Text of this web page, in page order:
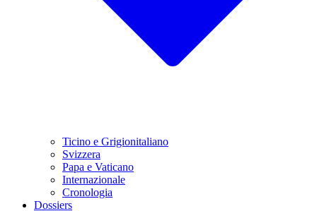
Ticino e Grigionitaliano
Svizzera
Papa e Vaticano
Internazionale
Cronologia
Dossiers